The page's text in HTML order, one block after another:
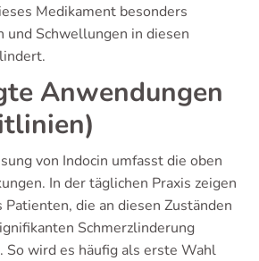
Medikament besonders
und Schwellungen in diesen
Anwendungen
von Indocin umfasst die oben
In der täglichen Praxis zeigen
die an diesen Zuständen
Schmerzlinderung
So wird es häufig als erste Wahl